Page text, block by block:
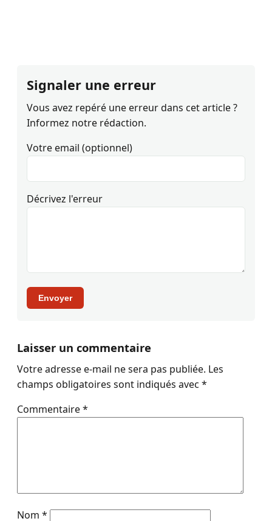
Signaler une erreur
Vous avez repéré une erreur dans cet article ?
Informez notre rédaction.
Votre email (optionnel)
Décrivez l'erreur
Envoyer
Laisser un commentaire
Votre adresse e-mail ne sera pas publiée. Les
champs obligatoires sont indiqués avec *
Commentaire*
Nom *